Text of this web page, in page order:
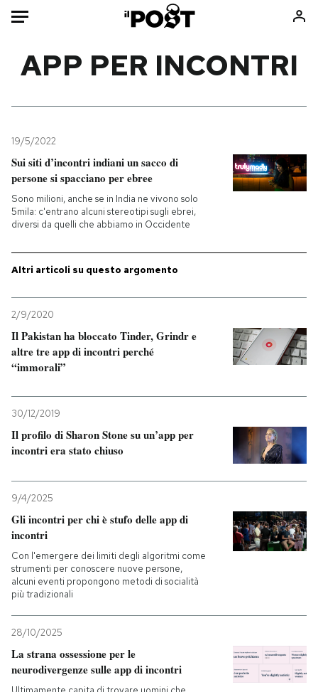
Mondo
Politica
Tecnologia
Internet
Scienza
Economia
Consumismi
Ok Boomer!
Media
PODCAST
NEWSLETTER
I MIEI PREFERITI
CALENDARIO
AREA PERSONALE
APP PER INCONTRI
19/5/2022
Sui siti d’incontri indiani un sacco di
persone si spacciano per ebree
Sono milioni, anche se in India ne vivono solo
5mila: c'entrano alcuni stereotipi sugli ebrei,
diversi da quelli che abbiamo in Occidente
Altri articoli su questo argomento
2/9/2020
Il Pakistan ha bloccato Tinder, Grindr e
altre tre app di incontri perché
“immorali”
30/12/2019
Il profilo di Sharon Stone su un’app per
incontri era stato chiuso
9/4/2025
Gli incontri per chi è stufo delle app di
incontri
Con l'emergere dei limiti degli algoritmi come
strumenti per conoscere nuove persone,
alcuni eventi propongono metodi di socialità
più tradizionali
28/10/2025
La strana ossessione per le
neurodivergenze sulle app di incontri